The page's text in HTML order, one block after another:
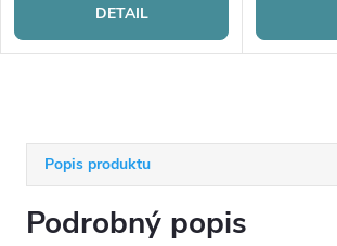
Popis produktu
Podrobný popis
DETAIL